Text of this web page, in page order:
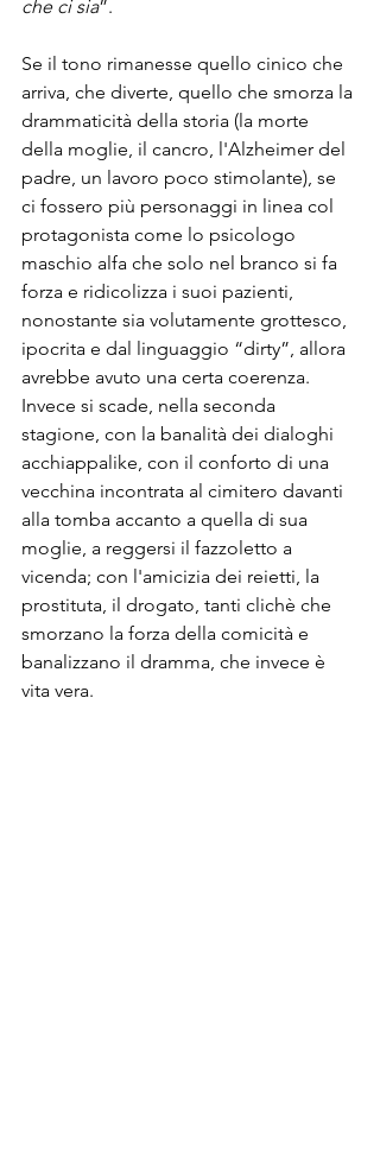
che ci sia”.
Se il tono rimanesse quello cinico che
arriva, che diverte, quello che smorza la
drammaticità della storia (la morte
della moglie, il cancro, l'Alzheimer del
padre, un lavoro poco stimolante), se
ci fossero più personaggi in linea col
protagonista come lo psicologo
maschio alfa che solo nel branco si fa
forza e ridicolizza i suoi pazienti,
nonostante sia volutamente grottesco,
ipocrita e dal linguaggio “dirty”, allora
avrebbe avuto una certa coerenza.
Invece si scade, nella seconda
stagione, con la banalità dei dialoghi
acchiappalike, con il conforto di una
vecchina incontrata al cimitero davanti
alla tomba accanto a quella di sua
moglie, a reggersi il fazzoletto a
vicenda; con l'amicizia dei reietti, la
prostituta, il drogato, tanti clichè che
smorzano la forza della comicità e
banalizzano il dramma, che invece è
vita vera.